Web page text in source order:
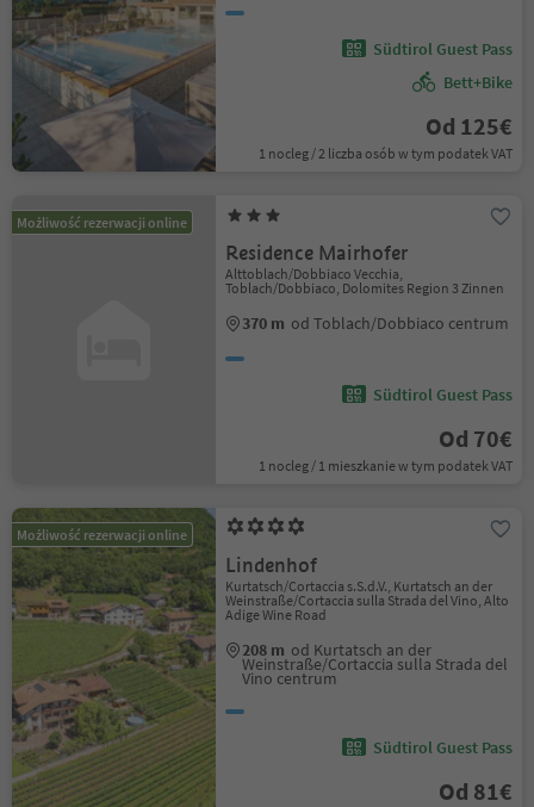
Südtirol Guest Pass
Bett+Bike
Od 125€
1 nocleg / 2 liczba osób w tym podatek VAT
Możliwość rezerwacji online
Residence Mairhofer
Alttoblach/Dobbiaco Vecchia,
Toblach/Dobbiaco, Dolomites Region 3 Zinnen
370 m od Toblach/Dobbiaco centrum
Südtirol Guest Pass
Od 70€
1 nocleg / 1 mieszkanie w tym podatek VAT
Możliwość rezerwacji online
Lindenhof
Kurtatsch/Cortaccia s.S.d.V., Kurtatsch an der
Weinstraße/Cortaccia sulla Strada del Vino, Alto
Adige Wine Road
208 m od Kurtatsch an der
Weinstraße/Cortaccia sulla Strada del
Vino centrum
Südtirol Guest Pass
Od 81€